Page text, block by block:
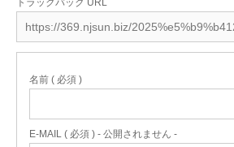
名前 ( 必須 )
E-MAIL ( 必須 ) - 公開されません -